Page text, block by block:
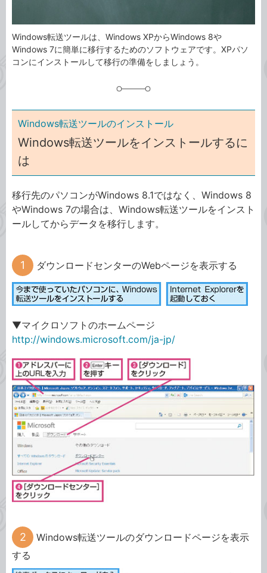
Windows転送ツールは、Windows XPからWindows 8や
Windows 7に簡単に移行するためのソフトウェアです。XPパソ
コンにインストールして移行の準備をしましょう。
Windows転送ツールのインストール
Windows転送ツールをインストールするに
は
移行先のパソコンがWindows 8.1ではなく、Windows 8
やWindows 7の場合は、Windows転送ツールをインスト
ールしてからデータを移行します。
ダウンロードセンターのWebページを表示する
▼マイクロソフトのホームページ
http://windows.microsoft.com/ja-jp/
Windows転送ツールのダウンロードページを表示
する